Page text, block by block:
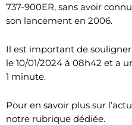
737-900ER, sans avoir
son lancement en 2006.
Il est important de
le 10/01/2024 à 08h42 et a
1 minute.
Pour en savoir plus sur
notre rubrique dédiée.